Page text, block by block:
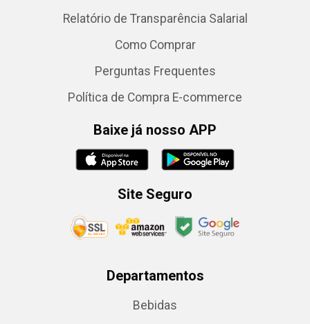
Relatório de Transparência Salarial
Como Comprar
Perguntas Frequentes
Política de Compra E-commerce
Baixe já nosso APP
Site Seguro
Departamentos
Bebidas